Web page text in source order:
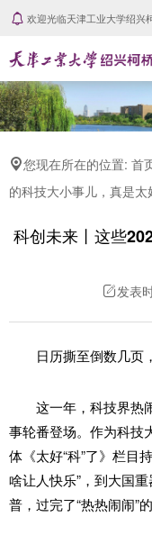
欢迎光临天津工业大学绍兴
您现在所在的位置: 首
的科技大小事儿，真是太
科创未来丨这些
发表
日历撕至倒数几页
这一年，科技界热
事轮番登场。作为科技
体《太好“科”了》栏目
啥让人快乐”，到大国
普，过完了“热热闹闹”的